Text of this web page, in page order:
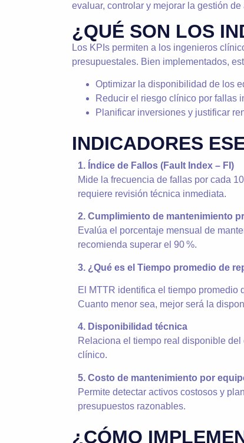
evaluar, controlar y mejorar la gestión
¿QUÉ SON LOS
Los KPIs permiten a los ingenieros
presupuestales. Bien implementados,
Optimizar la disponibilidad de los
Reducir el riesgo clínico por fallas
Planificar inversiones y justificar
INDICADORES
1. Índice de Fallos (Fault Index – FI)
Mide la frecuencia de fallas por cada
requiere revisión técnica inmediata.
2. Cumplimiento de mantenimiento
Evalúa el porcentaje mensual de
recomienda superar el 90 %.
3. ¿Qué es el Tiempo promedio de
El MTTR identifica el tiempo promedio
Cuanto menor sea, mejor será la
4. Disponibilidad técnica
Relaciona el tiempo real disponible
clínico.
5. Costo de mantenimiento por
Permite detectar activos costosos y
presupuestos razonables.
¿CÓMO